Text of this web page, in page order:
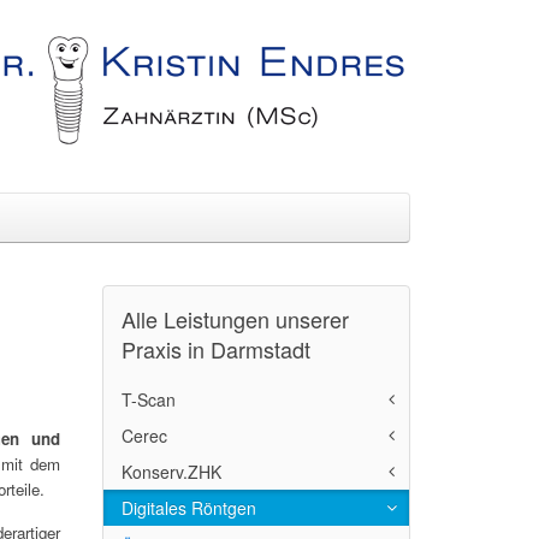
und
dem
Alle Leistungen unserer
Praxis in Darmstadt
T-Scan
T-Scan Methode
Cerec
Cerec
Konserv.ZHK
Übersicht-Konserv.ZHK
Digitales Röntgen